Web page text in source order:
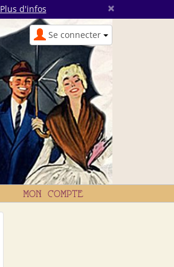
Plus d'infos ×
Se connecter
MON COMPTE